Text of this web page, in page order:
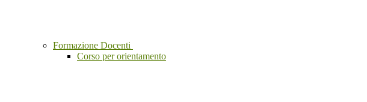
Formazione Docenti
Corso per orientamento